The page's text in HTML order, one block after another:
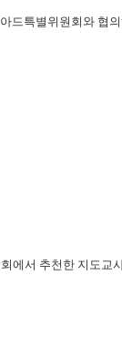
드특별위원회와 협
에서 추천한 지도교